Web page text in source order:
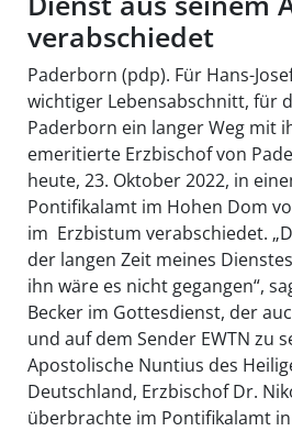
verabschiedet
Paderborn (pdp). Für Hans-
wichtiger Lebensabschnitt, für
Paderborn ein langer Weg mit
emeritierte Erzbischof von
heute, 23. Oktober 2022, in
Pontifikalamt im Hohen Dom
im Erzbistum verabschiedet.
der langen Zeit meines
ihn wäre es nicht gegangen“,
Becker im Gottesdienst, der
und auf dem Sender EWTN zu
Apostolische Nuntius des
Deutschland, Erzbischof Dr.
überbrachte im Pontifikalamt